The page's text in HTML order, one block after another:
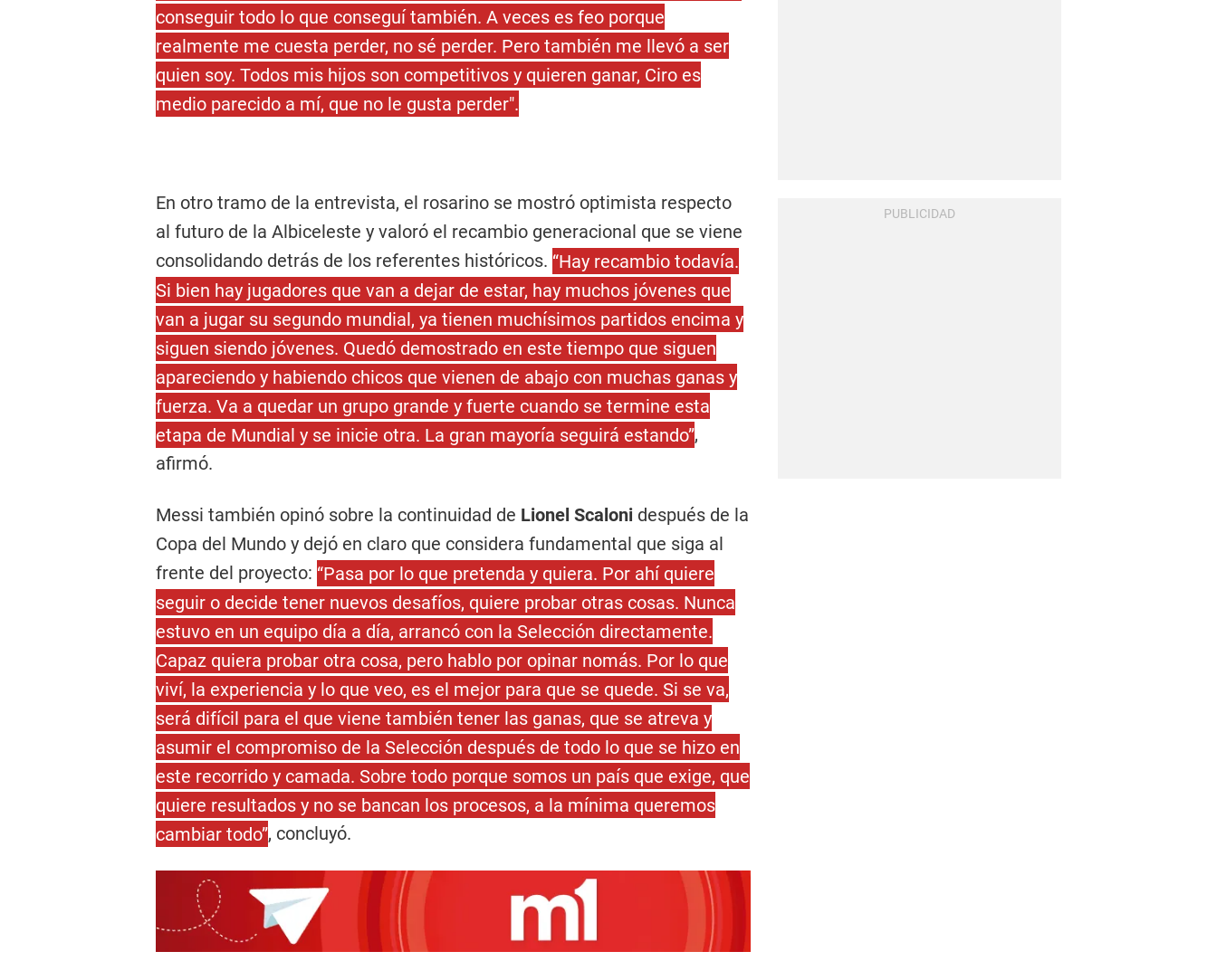
conseguir todo lo que conseguí también. A veces es feo porque
realmente me cuesta perder, no sé perder. Pero también me llevó a ser
quien soy. Todos mis hijos son competitivos y quieren ganar, Ciro es
medio parecido a mí, que no le gusta perder".
En otro tramo de la entrevista, el rosarino se mostró optimista respecto
al futuro de la Albiceleste y valoró el recambio generacional que se viene
consolidando detrás de los referentes históricos. “Hay recambio todavía.
Si bien hay jugadores que van a dejar de estar, hay muchos jóvenes que
van a jugar su segundo mundial, ya tienen muchísimos partidos encima y
siguen siendo jóvenes. Quedó demostrado en este tiempo que siguen
apareciendo y habiendo chicos que vienen de abajo con muchas ganas y
fuerza. Va a quedar un grupo grande y fuerte cuando se termine esta
etapa de Mundial y se inicie otra. La gran mayoría seguirá estando”,
afirmó.
Messi también opinó sobre la continuidad de Lionel Scaloni después de la
Copa del Mundo y dejó en claro que considera fundamental que siga al
frente del proyecto: “Pasa por lo que pretenda y quiera. Por ahí quiere
seguir o decide tener nuevos desafíos, quiere probar otras cosas. Nunca
estuvo en un equipo día a día, arrancó con la Selección directamente.
Capaz quiera probar otra cosa, pero hablo por opinar nomás. Por lo que
viví, la experiencia y lo que veo, es el mejor para que se quede. Si se va,
será difícil para el que viene también tener las ganas, que se atreva y
asumir el compromiso de la Selección después de todo lo que se hizo en
este recorrido y camada. Sobre todo porque somos un país que exige, que
quiere resultados y no se bancan los procesos, a la mínima queremos
cambiar todo”, concluyó.